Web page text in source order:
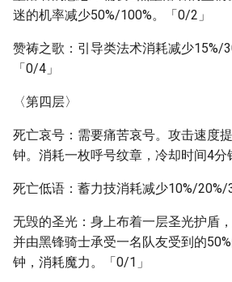
迷的机率减少50%/100%。「0/2」
赞祷之歌：引导类法术消耗减少15%/
「0/4」
〈第四层〉
死亡哀号：需要痛苦哀号。攻击速度
钟。消耗一枚呼号纹章，冷却时间4分
死亡低语：蓄力技消耗减少10%/20%/
无毁的圣光：身上布着一层圣光护盾
并由黑锋骑士承受一名队友受到的
钟，消耗魔力。「0/1」